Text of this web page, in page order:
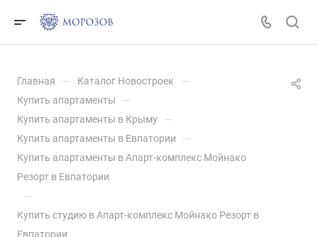
Главная — Каталог Новостроек —
Купить апартаменты —
Купить апартаменты в Крыму —
Купить апартаменты в Евпатории —
Купить апартаменты в Апарт-комплекс Мойнако
Резорт в Евпатории
—
Купить студию в Апарт-комплекс Мойнако Резорт в
Евпатории